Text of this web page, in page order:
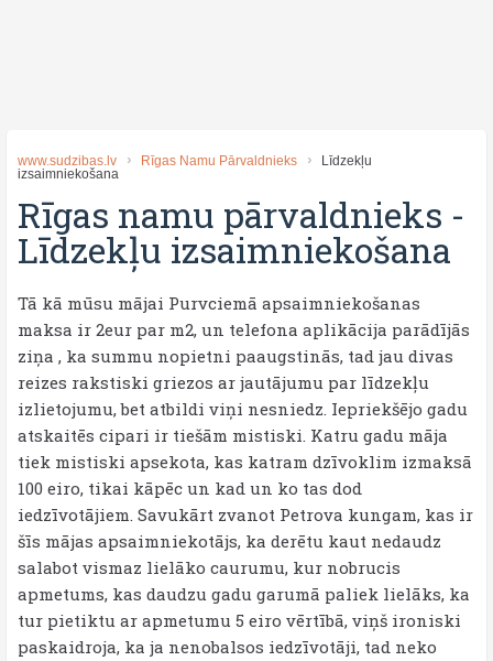
www.sudzibas.lv Rīgas Namu Pārvaldnieks
Līdzekļu
izsaimniekošana
Rīgas namu pārvaldnieks -
Līdzekļu izsaimniekošana
Tā kā mūsu mājai Purvciemā apsaimniekošanas
maksa ir 2eur par m2, un telefona aplikācija parādījās
ziņa , ka summu nopietni paaugstinās, tad jau divas
reizes rakstiski griezos ar jautājumu par līdzekļu
izlietojumu, bet atbildi viņi nesniedz. Iepriekšējo gadu
atskaitēs cipari ir tiešām mistiski. Katru gadu māja
tiek mistiski apsekota, kas katram dzīvoklim izmaksā
100 eiro, tikai kāpēc un kad un ko tas dod
iedzīvotājiem. Savukārt zvanot Petrova kungam, kas ir
šīs mājas apsaimniekotājs, ka derētu kaut nedaudz
salabot vismaz lielāko caurumu, kur nobrucis
apmetums, kas daudzu gadu garumā paliek lielāks, ka
tur pietiktu ar apmetumu 5 eiro vērtībā, viņš ironiski
paskaidroja, ka ja nenobalsos iedzīvotāji, tad neko